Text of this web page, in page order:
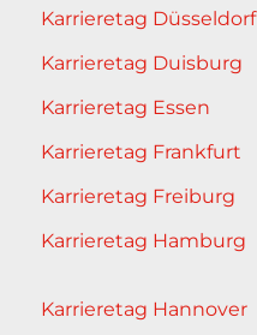
Karrieretag Düsseldorf
Karrieretag Duisburg
Karrieretag Essen
Karrieretag Frankfurt
Karrieretag Freiburg
Karrieretag Hamburg
Karrieretag Hannover